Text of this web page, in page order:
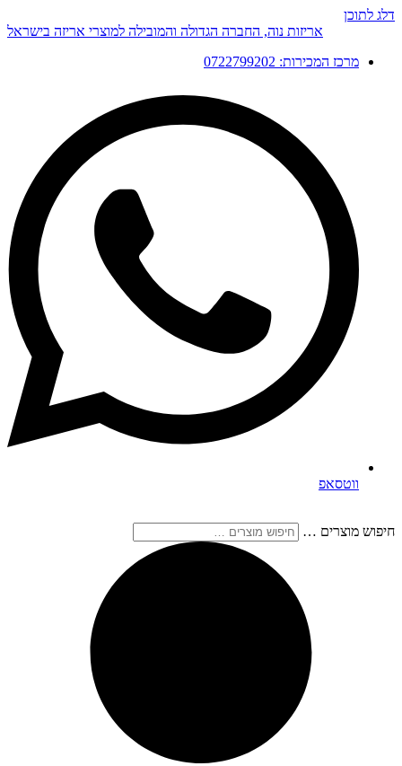
דלג לתוכן
אריזות נוה, החברה הגדולה והמובילה למוצרי אריזה בישראל
מרכז המכירות: 0722799202
ווטסאפ
חיפוש מוצרים …